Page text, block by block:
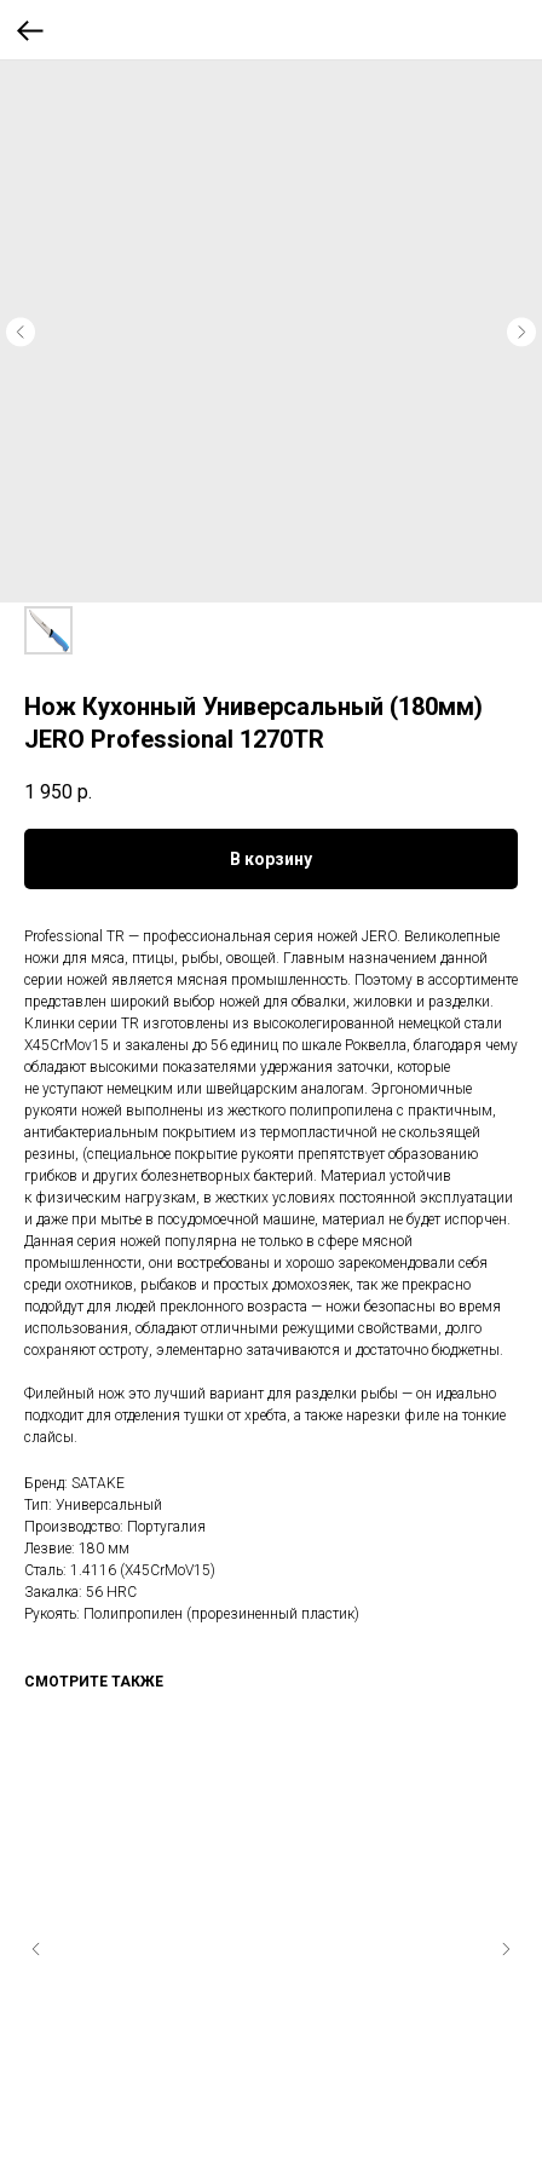
Нож Кухонный Универсальный (180мм)
JERO Professional 1270TR
1 950 р.
В корзину
Professional TR — профессиональная серия ножей JERO. Великолепные
ножи для мяса, птицы, рыбы, овощей. Главным назначением данной
серии ножей является мясная промышленность. Поэтому в ассортименте
представлен широкий выбор ножей для обвалки, жиловки и разделки.
Клинки серии TR изготовлены из высоколегированной немецкой стали
X45CrMov15 и закалены до 56 единиц по шкале Роквелла, благодаря чему
обладают высокими показателями удержания заточки, которые
не уступают немецким или швейцарским аналогам. Эргономичные
рукояти ножей выполнены из жесткого полипропилена с практичным,
антибактериальным покрытием из термопластичной не скользящей
резины, (специальное покрытие рукояти препятствует образованию
грибков и других болезнетворных бактерий. Материал устойчив
к физическим нагрузкам, в жестких условиях постоянной эксплуатации
и даже при мытье в посудомоечной машине, материал не будет испорчен.
Данная серия ножей популярна не только в сфере мясной
промышленности, они востребованы и хорошо зарекомендовали себя
среди охотников, рыбаков и простых домохозяек, так же прекрасно
подойдут для людей преклонного возраста — ножи безопасны во время
использования, обладают отличными режущими свойствами, долго
сохраняют остроту, элементарно затачиваются и достаточно бюджетны.
Филейный нож это лучший вариант для разделки рыбы — он идеально
подходит для отделения тушки от хребта, а также нарезки филе на тонкие
слайсы.
Бренд: SATAKE
Тип: Универсальный
Производство: Португалия
Лезвие: 180 мм
Сталь: 1.4116 (X45CrMoV15)
Закалка: 56 HRC
Рукоять: Полипропилен (прорезиненный пластик)
СМОТРИТЕ ТАКЖЕ